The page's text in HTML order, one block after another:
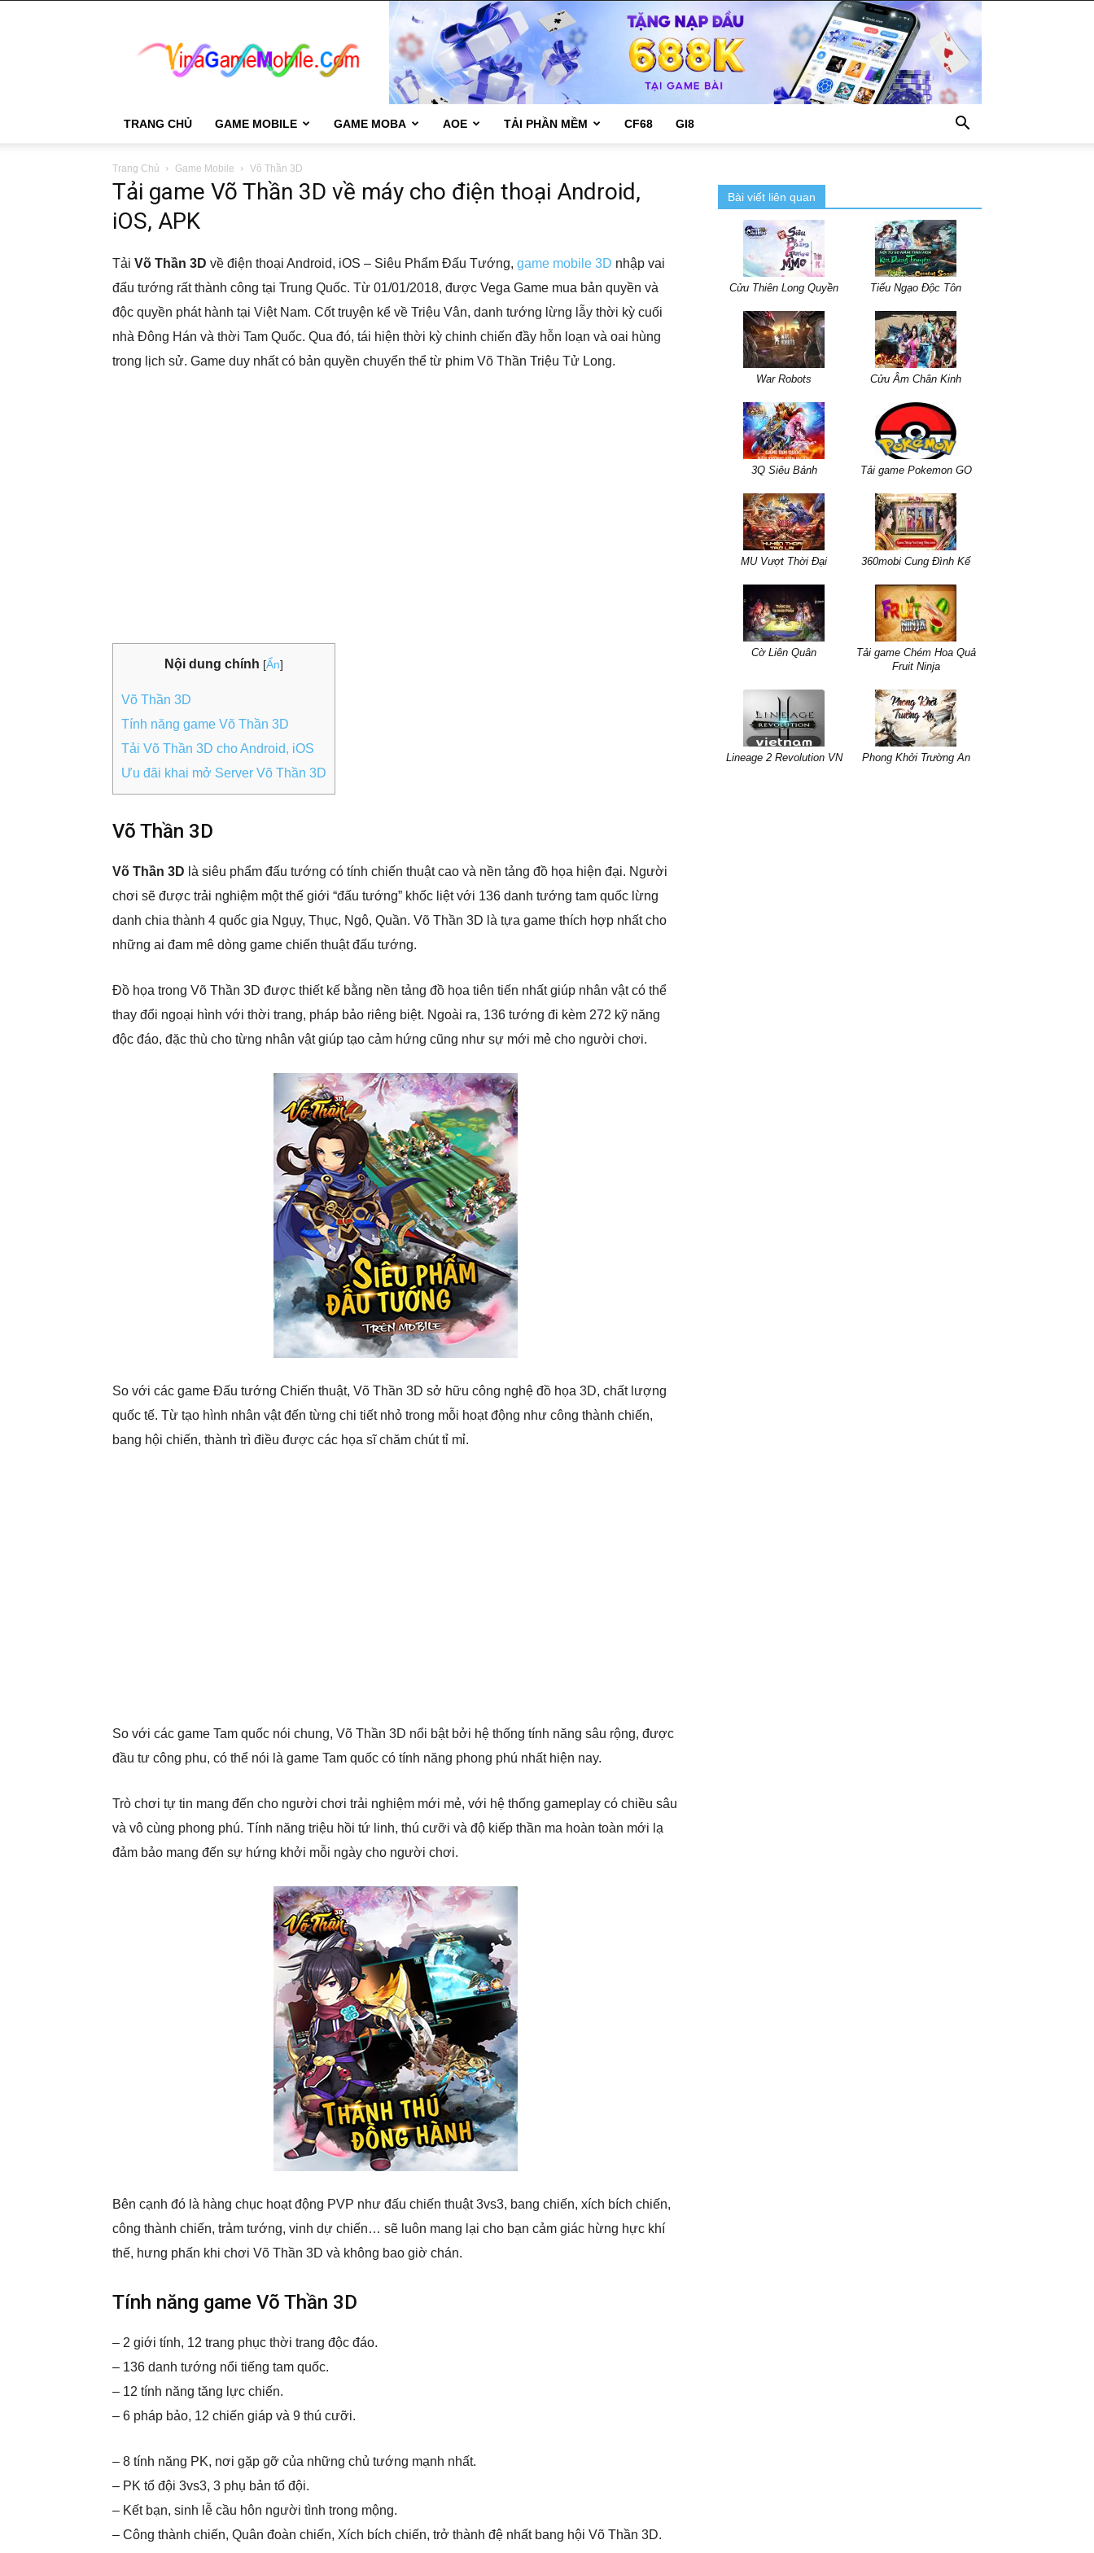
Mobile
TRANG CHỦ GAME MOBILE GAME MOBA AOE TẢI PHẦN MỀM CF68 GI8
Trang Chủ Game Mobile Võ Thần 3D
Tải game Võ Thần 3D về máy cho điện thoại Android,
iOS, APK
Tải Võ Thần 3D về điện thoại Android, iOS – Siêu Phẩm Đấu Tướng, game mobile 3D nhập vai
đấu tướng rất thành công tại Trung Quốc. Từ 01/01/2018, được Vega Game mua bản quyền và
độc quyền phát hành tại Việt Nam. Cốt truyện kể về Triệu Vân, danh tướng lừng lẫy thời kỳ cuối
nhà Đông Hán và thời Tam Quốc. Qua đó, tái hiện thời kỳ chinh chiến đầy hỗn loạn và oai hùng
trong lịch sử. Game duy nhất có bản quyền chuyển thể từ phim Võ Thần Triệu Tử Long.
Nội dung chính [Ẩn]
Võ Thần 3D
Tính năng game Võ Thần 3D
Tải Võ Thần 3D cho Android, iOS
Ưu đãi khai mở Server Võ Thần 3D
Võ Thần 3D
Võ Thần 3D là siêu phẩm đấu tướng có tính chiến thuật cao và nền tảng đồ họa hiện đại. Người
chơi sẽ được trải nghiệm một thế giới “đấu tướng” khốc liệt với 136 danh tướng tam quốc lừng
danh chia thành 4 quốc gia Ngụy, Thục, Ngô, Quần. Võ Thần 3D là tựa game thích hợp nhất cho
những ai đam mê dòng game chiến thuật đấu tướng.
Đồ họa trong Võ Thần 3D được thiết kế bằng nền tảng đồ họa tiên tiến nhất giúp nhân vật có thể
thay đổi ngoại hình với thời trang, pháp bảo riêng biệt. Ngoài ra, 136 tướng đi kèm 272 kỹ năng
độc đáo, đặc thù cho từng nhân vật giúp tạo cảm hứng cũng như sự mới mẻ cho người chơi.
So với các game Đấu tướng Chiến thuật, Võ Thần 3D sở hữu công nghệ đồ họa 3D, chất lượng
quốc tế. Từ tạo hình nhân vật đến từng chi tiết nhỏ trong mỗi hoạt động như công thành chiến,
bang hội chiến, thành trì điều được các họa sĩ chăm chút tỉ mỉ.
So với các game Tam quốc nói chung, Võ Thần 3D nổi bật bởi hệ thống tính năng sâu rộng, được
đầu tư công phu, có thể nói là game Tam quốc có tính năng phong phú nhất hiện nay.
Trò chơi tự tin mang đến cho người chơi trải nghiệm mới mẻ, với hệ thống gameplay có chiều sâu
và vô cùng phong phú. Tính năng triệu hồi tứ linh, thú cưỡi và độ kiếp thần ma hoàn toàn mới lạ
đảm bảo mang đến sự hứng khởi mỗi ngày cho người chơi.
Bên cạnh đó là hàng chục hoạt động PVP như đấu chiến thuật 3vs3, bang chiến, xích bích chiến,
công thành chiến, trảm tướng, vinh dự chiến… sẽ luôn mang lại cho bạn cảm giác hừng hực khí
thế, hưng phấn khi chơi Võ Thần 3D và không bao giờ chán.
Tính năng game Võ Thần 3D
– 2 giới tính, 12 trang phục thời trang độc đáo.
– 136 danh tướng nổi tiếng tam quốc.
– 12 tính năng tăng lực chiến.
– 6 pháp bảo, 12 chiến giáp và 9 thú cưỡi.
– 8 tính năng PK, nơi gặp gỡ của những chủ tướng mạnh nhất.
– PK tổ đội 3vs3, 3 phụ bản tổ đội.
– Kết bạn, sinh lễ cầu hôn người tình trong mộng.
– Công thành chiến, Quân đoàn chiến, Xích bích chiến, trở thành đệ nhất bang hội Võ Thần 3D.
Bài viết liên quan
Cửu Thiên Long Quyền Tiếu Ngạo Độc Tôn
War Robots Cửu Âm Chân Kinh
3Q Siêu Bảnh Tải game Pokemon GO
MU Vượt Thời Đại 360mobi Cung Đình Kế
Cờ Liên Quân
Tải game Chém Hoa Quả
Fruit Ninja
Lineage 2 Revolution VN Phong Khởi Trường An